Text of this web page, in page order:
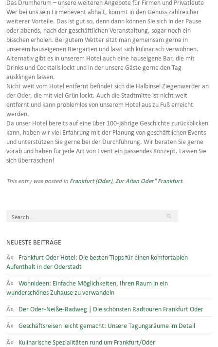
Wer bei uns sein Firmenevent abhält, kommt in den Genuss zahlreicher
weiterer Vorteile. Das ist gut so, denn dann können Sie sich in der Pause
oder abends, nach der geschäftlichen Veranstaltung, sogar noch ein
bisschen erholen. Bei gutem Wetter sitzt man gemeinsam gerne in
unserem hauseigenen Biergarten und lässt sich kulinarisch verwöhnen.
Alternativ gibt es in unserem Hotel auch eine hauseigene Bar, die mit
Drinks und Cocktails lockt und in der unsere Gäste gerne den Tag
ausklingen lassen.
Nicht weit vom Hotel entfernt befindet sich die Halbinsel Ziegenwerder an
der Oder, die mit viel Grün lockt. Auch die Stadtmitte ist nicht weit
entfernt und kann problemlos von unserem Hotel aus zu Fuß erreicht
werden.
Da unser Hotel bereits auf eine über 100-jährige Geschichte zurückblicken
kann, haben wir viel Erfahrung mit der Planung von geschäftlichen Events
und unterstützen Sie gerne bei der Durchführung. Wir beraten Sie gerne
vorab und haben für jede Art von Event ein passendes Konzept. Lassen Sie
sich überraschen!
This entry was posted in Frankfurt (Oder), Zur Alten Oder" Frankfurt.
NEUESTE BEITRÄGE
Frankfurt Oder Hotel: Die besten Tipps für einen komfortablen
Aufenthalt in der Oderstadt
Wohnideen: Einfache Möglichkeiten, Ihren Raum in ein
wunderschönes Zuhause zu verwandeln
Der Oder-Neiße-Radweg | Die schönsten Radtouren Frankfurt Oder
Geschäftsreisen leicht gemacht: Unsere Tagungsräume im Detail
Kulinarische Spezialitäten rund um Frankfurt/Oder